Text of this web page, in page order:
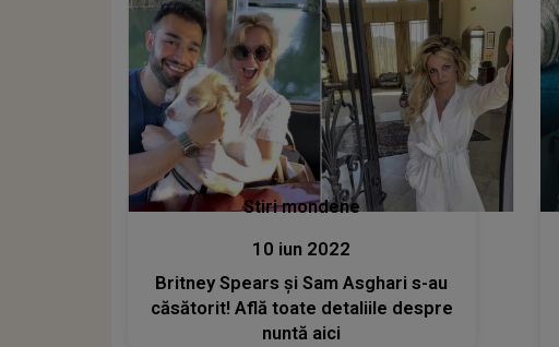
persoană care ne-a marcat pe toţi"
Stiri mondene
10 iun 2022
Britney Spears și Sam Asghari s-au
căsătorit! Află toate detaliile despre
nuntă aici